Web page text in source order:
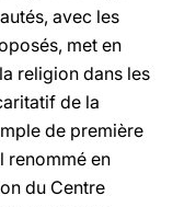
avec les
met en
religion dans les
de la
de première
renommé en
du Centre